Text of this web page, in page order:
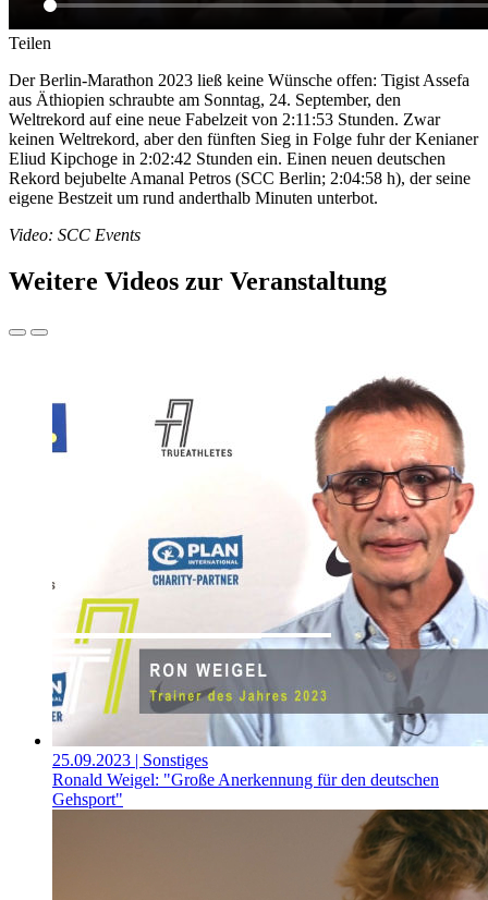
Teilen
Der Berlin-Marathon 2023 ließ keine Wünsche offen: Tigist Assefa
aus Äthiopien schraubte am Sonntag, 24. September, den
Weltrekord auf eine neue Fabelzeit von 2:11:53 Stunden. Zwar
keinen Weltrekord, aber den fünften Sieg in Folge fuhr der Kenianer
Eliud Kipchoge in 2:02:42 Stunden ein. Einen neuen deutschen
Rekord bejubelte Amanal Petros (SCC Berlin; 2:04:58 h), der seine
eigene Bestzeit um rund anderthalb Minuten unterbot.
Video: SCC Events
Weitere Videos zur Veranstaltung
25.09.2023 | Sonstiges
Ronald Weigel: "Große Anerkennung für den deutschen
Gehsport"